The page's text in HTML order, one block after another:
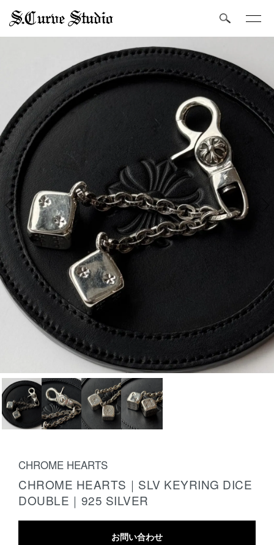
CHROME HEARTS
CHROME HEARTS｜SLV KEYRING DICE
DOUBLE｜925 SILVER
お問い合わせ